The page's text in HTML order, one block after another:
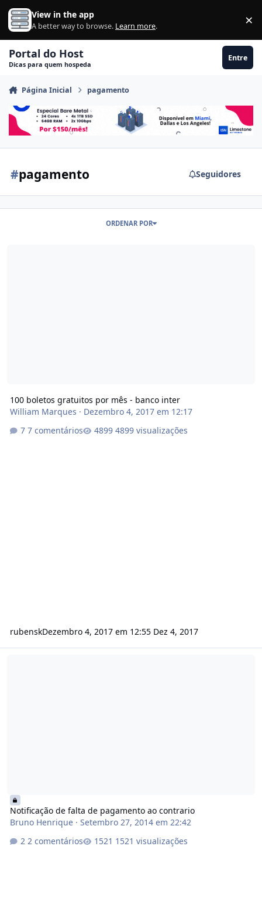
Ir para conteúdo
View in the app
A better way to browse. Learn more. ×
Portal do Host
Dicas para quem hospeda
Entre
Página Inicial pagamento
#pagamento Seguidores
ORDENAR POR
100 boletos gratuitos por mês - banco inter
William Marques · Dezembro 4, 2017 em 12:17
7 comentários
4899 visualizações
rubenskDezembro 4, 2017 em 12:55 Dez 4, 2017
Notificação de falta de pagamento ao contrario
Bruno Henrique· Setembro 27, 2014 em 22:42
2 comentários
1521 visualizações